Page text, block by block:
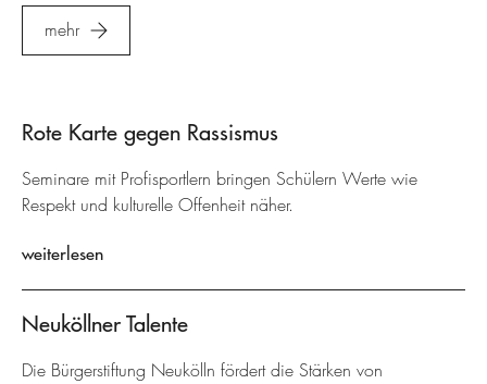
mehr
Rote Karte gegen Rassismus
Seminare mit Profisportlern bringen Schülern Werte wie
Respekt und kulturelle Offenheit näher.
weiterlesen
Neuköllner Talente
Die Bürgerstiftung Neukölln fördert die Stärken von